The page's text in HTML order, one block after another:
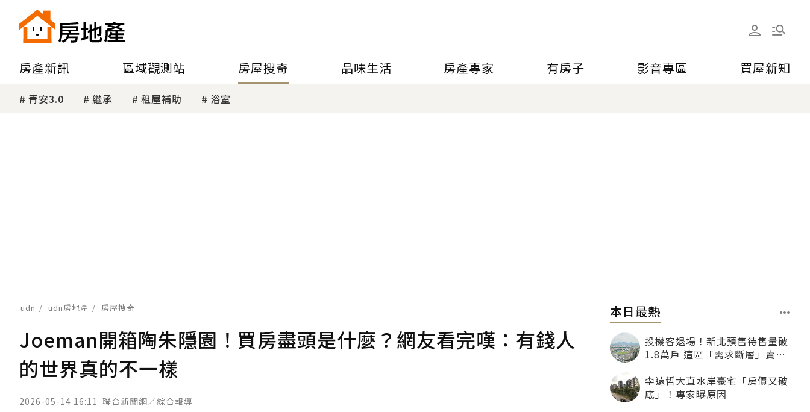
房產新訊 區域觀測站 房屋搜奇 品味生活 房產專家 有房子 影音專區 買屋新知
青安3.0 繼承 租屋補助 浴室
udn udn房地產 房屋搜奇
Joeman開箱陶朱隱園！買房盡頭是什麼？網友看完嘆：有錢人
的世界真的不一樣
2026-05-14 16:11 聯合新聞網／綜合報導
本日最熱
投機客退場！新北預售待售量破
1.8萬戶 這區「需求斷層」賣壓
李遠哲大直水岸豪宅「房價又破
底」！專家曝原因